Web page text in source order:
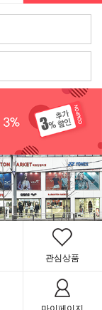
관심상품